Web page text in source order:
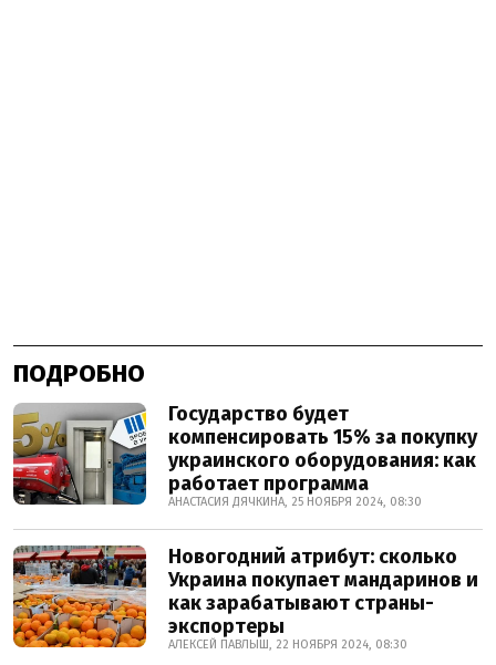
ПОДРОБНО
Государство будет
компенсировать 15% за покупку
украинского оборудования: как
работает программа
АНАСТАСИЯ ДЯЧКИНА, 25 НОЯБРЯ 2024, 08:30
Новогодний атрибут: сколько
Украина покупает мандаринов и
как зарабатывают страны-
экспортеры
АЛЕКСЕЙ ПАВЛЫШ, 22 НОЯБРЯ 2024, 08:30